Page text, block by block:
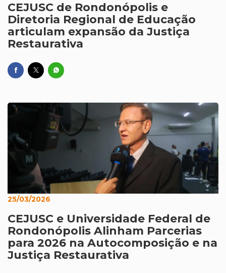
CEJUSC de Rondonópolis e
Diretoria Regional de Educação
articulam expansão da Justiça
Restaurativa
25/03/2026
CEJUSC e Universidade Federal de
Rondonópolis Alinham Parcerias
para 2026 na Autocomposição e na
Justiça Restaurativa